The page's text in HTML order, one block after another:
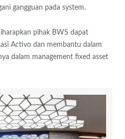
gangguan pada system.
pihak BWS dapat
Activo dan membantu dalam
dalam management fixed asset